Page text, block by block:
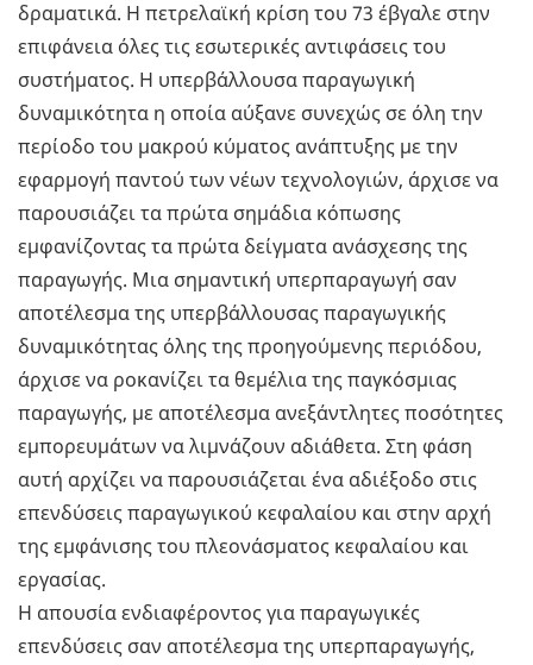
δραματικά. Η πετρελαϊκή κρίση του 73 έβγαλε στην
επιφάνεια όλες τις εσωτερικές αντιφάσεις του
συστήματος. Η υπερβάλλουσα παραγωγική
δυναμικότητα η οποία αύξανε συνεχώς σε όλη την
περίοδο του μακρού κύματος ανάπτυξης με την
εφαρμογή παντού των νέων τεχνολογιών, άρχισε να
παρουσιάζει τα πρώτα σημάδια κόπωσης
εμφανίζοντας τα πρώτα δείγματα ανάσχεσης της
παραγωγής. Μια σημαντική υπερπαραγωγή σαν
αποτέλεσμα της υπερβάλλουσας παραγωγικής
δυναμικότητας όλης της προηγούμενης περιόδου,
άρχισε να ροκανίζει τα θεμέλια της παγκόσμιας
παραγωγής, με αποτέλεσμα ανεξάντλητες ποσότητες
εμπορευμάτων να λιμνάζουν αδιάθετα. Στη φάση
αυτή αρχίζει να παρουσιάζεται ένα αδιέξοδο στις
επενδύσεις παραγωγικού κεφαλαίου και στην αρχή
της εμφάνισης του πλεονάσματος κεφαλαίου και
εργασίας.
Η απουσία ενδιαφέροντος για παραγωγικές
επενδύσεις σαν αποτέλεσμα της υπερπαραγωγής,